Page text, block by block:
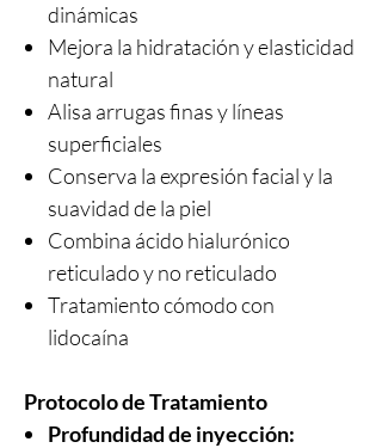
dinámicas
Mejora la hidratación y elasticidad
natural
Alisa arrugas finas y líneas
superficiales
Conserva la expresión facial y la
suavidad de la piel
Combina ácido hialurónico
reticulado y no reticulado
Tratamiento cómodo con
lidocaína
Protocolo de Tratamiento
Profundidad de inyección: